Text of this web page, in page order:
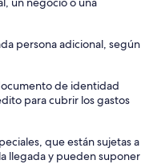
persona adicional, según
de identidad
para cubrir los gastos
que están sujetas a
llegada y pueden suponer